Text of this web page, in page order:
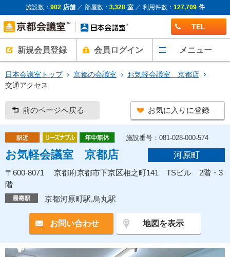
施設数： 902 店舗／ 部屋数： 3,328 室／ 利用件数： 127,709 件
TEL
新規会員登録 会員ログイン メニュー
日本会議室トップ 京都の会議室
お気軽会議室 京都店
交通アクセス
前のページへ戻る お気に入りに登録
施設番号：081-028-000-574
お気軽会議室 京都店 河原町
〒600-8071 京都府京都市下京区相之町141 TSビル 2階・3
階
京都河原町駅,烏丸駅
お問い合わせ 地図を表示